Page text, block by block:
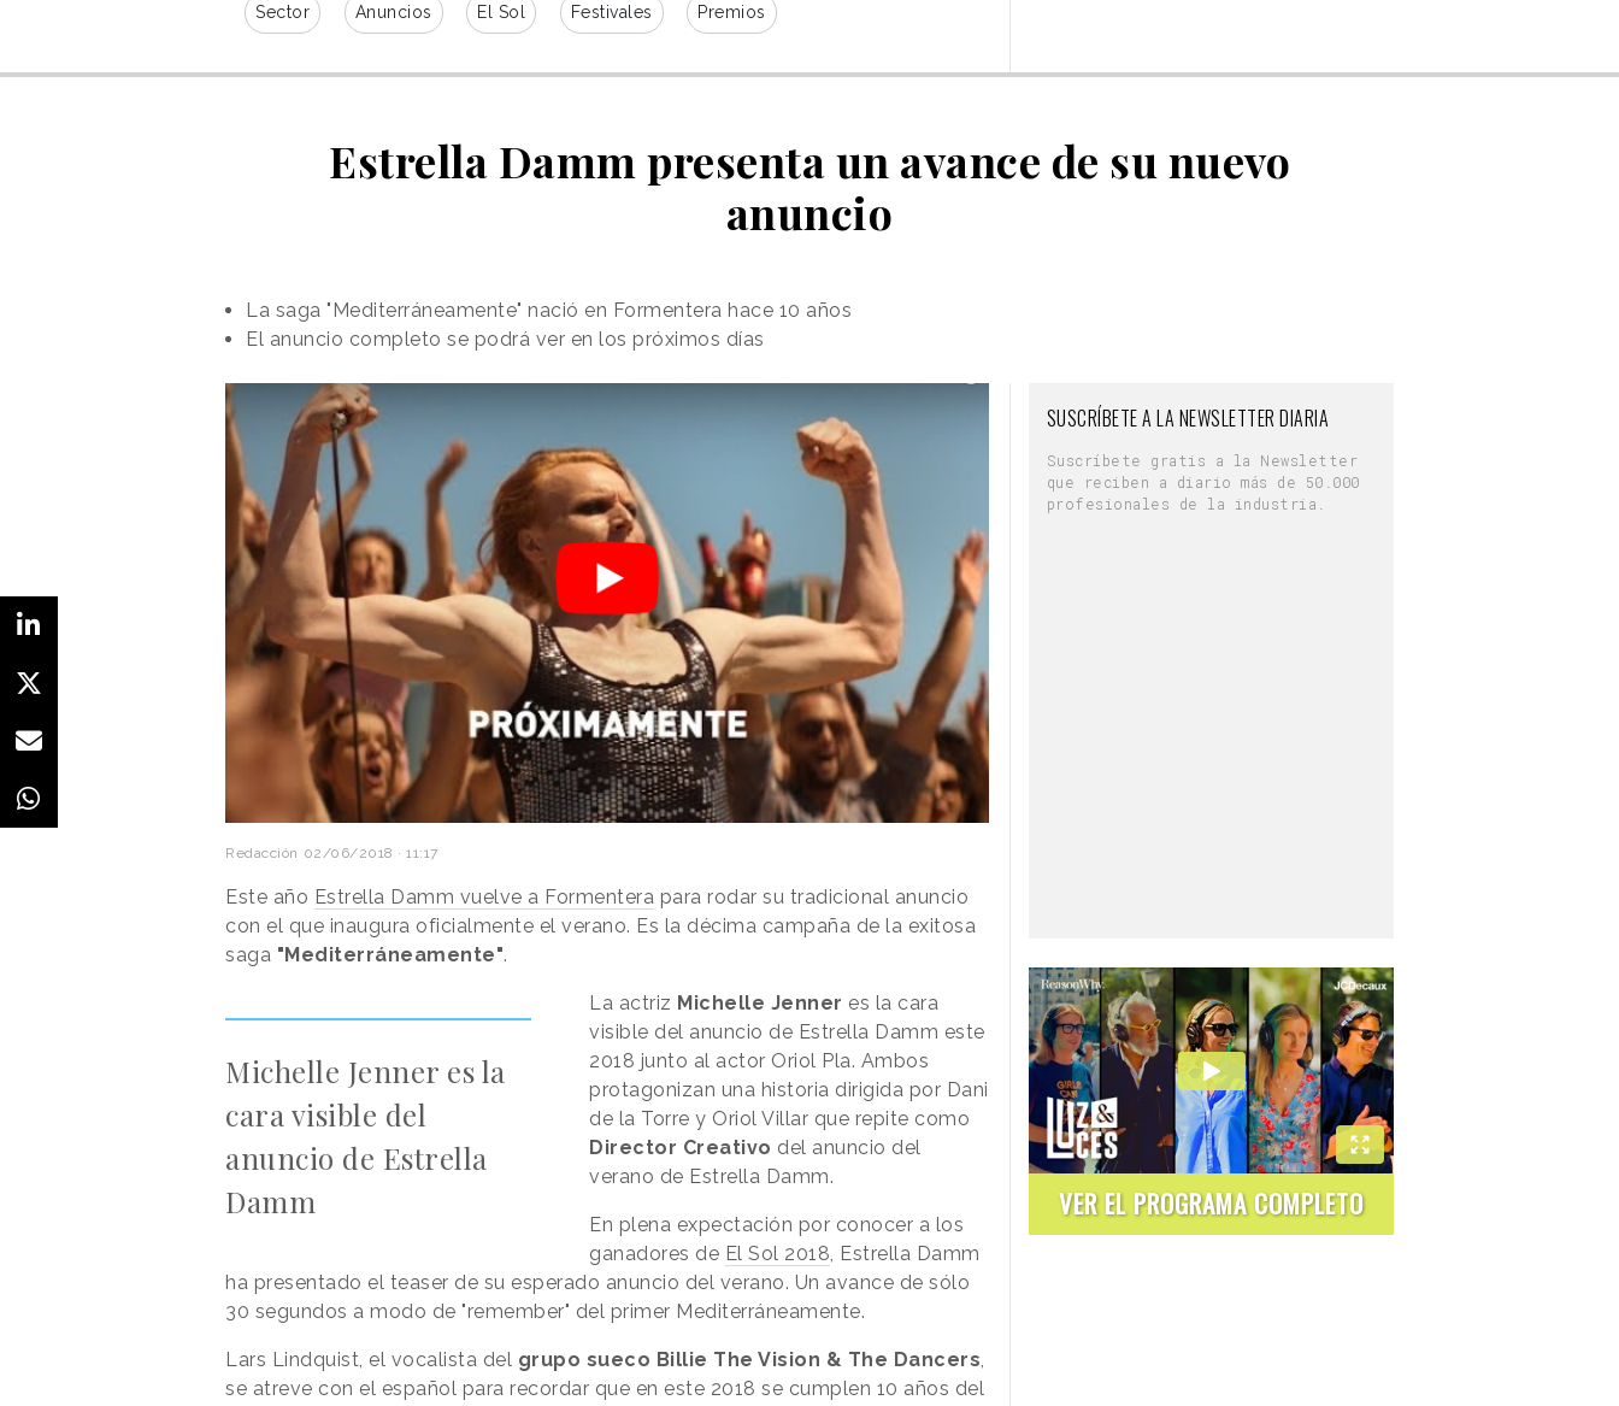
Sector Anuncios El Sol Festivales Premios
Estrella Damm presenta un avance de su nuevo
anuncio
La saga "Mediterráneamente" nació en Formentera hace 10 años
El anuncio completo se podrá ver en los próximos días
Redacción 02/06/2018 · 11:17
Este año Estrella Damm vuelve a Formentera para rodar su tradicional anuncio
con el que inaugura oficialmente el verano. Es la décima campaña de la exitosa
saga "Mediterráneamente".
Michelle Jenner es la
cara visible del
anuncio de Estrella
Damm
La actriz Michelle Jenner es la cara
visible del anuncio de Estrella Damm este
2018 junto al actor Oriol Pla. Ambos
protagonizan una historia dirigida por Dani
de la Torre y Oriol Villar que repite como
Director Creativo del anuncio del
verano de Estrella Damm.
En plena expectación por conocer a los
ganadores de El Sol 2018 , Estrella Damm
ha presentado el teaser de su esperado anuncio del verano. Un avance de sólo
30 segundos a modo de "remember" del primer Mediterráneamente.
Lars Lindquist, el vocalista del grupo sueco Billie The Vision & The Dancers
se atreve con el español para recordar que en este 2018 se cumplen 10 años del
SUSCRÍBETE A LA NEWSLETTER DIARIA
Suscríbete gratis a la Newsletter
que reciben a diario más de 50.000
profesionales de la industria.
VER EL PROGRAMA COMPLETO